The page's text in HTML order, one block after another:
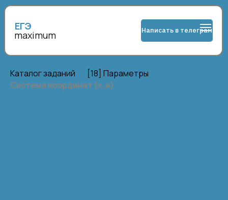
Написать в телеграм
maximum
ЕГЭ
Каталог заданий [18] Параметры
Система координат (х;а)